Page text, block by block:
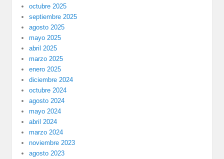
octubre 2025
septiembre 2025
agosto 2025
mayo 2025
abril 2025
marzo 2025
enero 2025
diciembre 2024
octubre 2024
agosto 2024
mayo 2024
abril 2024
marzo 2024
noviembre 2023
agosto 2023